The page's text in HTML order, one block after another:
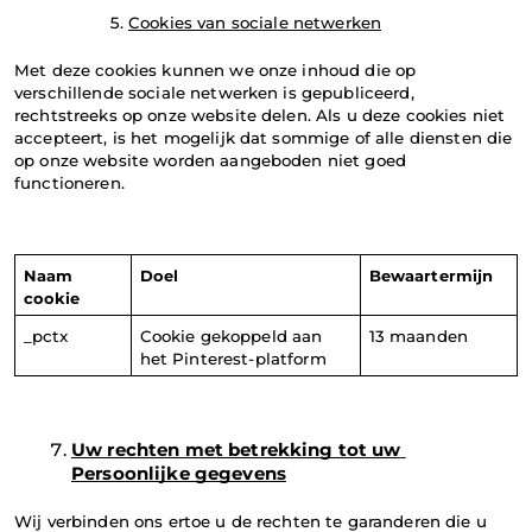
Cookies van sociale netwerken
Met deze cookies kunnen we onze inhoud die op
verschillende sociale netwerken is gepubliceerd,
rechtstreeks op onze website delen. Als u deze cookies niet
accepteert, is het mogelijk dat sommige of alle diensten die
op onze website worden aangeboden niet goed
functioneren.
Naam
cookie
Doel Bewaartermijn
_pctx
Cookie gekoppeld aan
het Pinterest-platform
13 maanden
Uw rechten met betrekking tot uw
Persoonlijke gegevens
Wij verbinden ons ertoe u de rechten te garanderen die u